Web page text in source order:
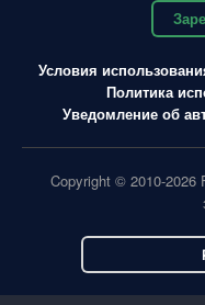
Условия
Политика
Уведомление об
Copyright © 2010-2026